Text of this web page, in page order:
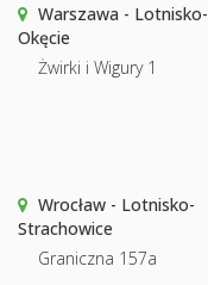
Warszawa - Lotnisko-
Okęcie
Żwirki i Wigury 1
Wrocław - Lotnisko-
Strachowice
Graniczna 157a